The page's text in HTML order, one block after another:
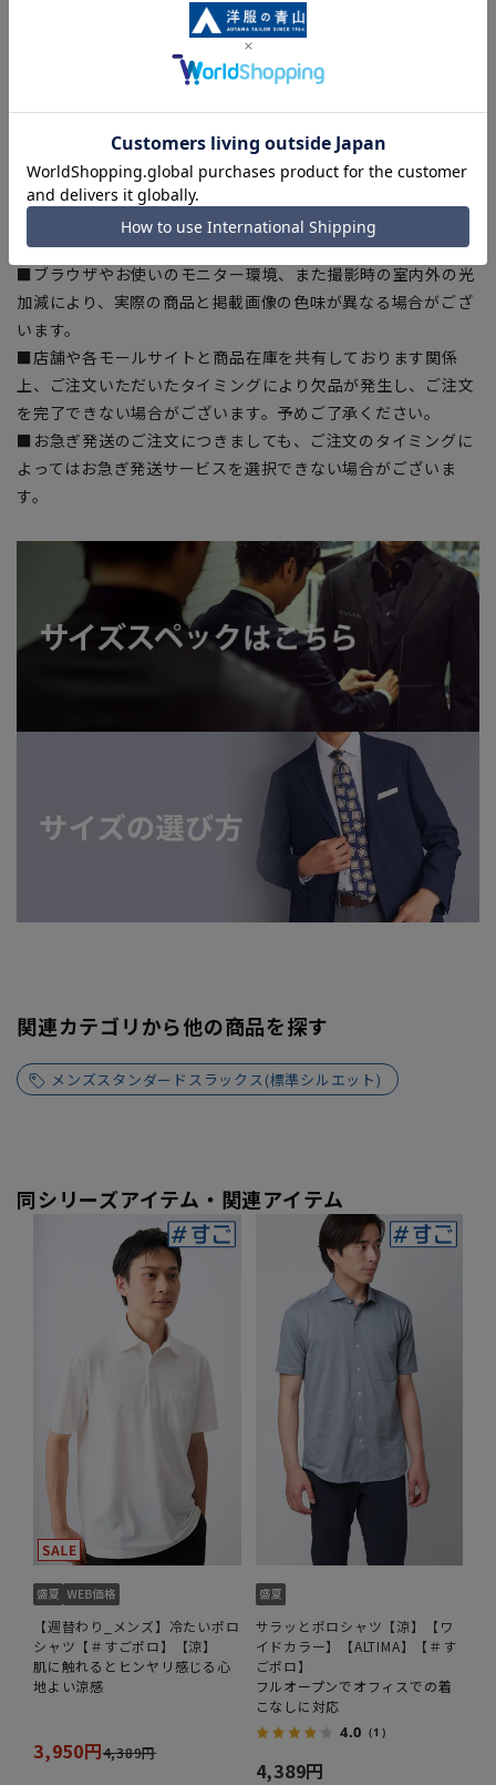
■商品画像はサンプルのため、色味やサイズ等の仕様に変更が
ある場合がございますので、予めご了承ください。
■ゆとり感には個人差があります。サイズ表を確認の上、ご購
入の目安としてご利用ください。
■生地や仕様・デザインにより、着用感や実際のサイズ表に若
干の誤差が生じる場合がございます。予めご了承ください。
■サイズスペックは仕上がりサイズを記載しております。一
部、商品現物におすすめサイズ(ヌードサイズ)を記載している
商品もございます。
■ブラウザやお使いのモニター環境、また撮影時の室内外の光
加減により、実際の商品と掲載画像の色味が異なる場合がござ
います。
■店舗や各モールサイトと商品在庫を共有しております関係
上、ご注文いただいたタイミングにより欠品が発生し、ご注文
を完了できない場合がございます。予めご了承ください。
■お急ぎ発送のご注文につきましても、ご注文のタイミングに
よってはお急ぎ発送サービスを選択できない場合がございま
す。
関連カテゴリから他の商品を探す
メンズスタンダードスラックス(標準シルエット)
同シリーズアイテム・関連アイテム
【週替わり_メンズ】冷たいポロ
シャツ【＃すごポロ】【涼】
肌に触れるとヒンヤリ感じる心
地よい涼感
3,950円4,389円
サラッとポロシャツ【涼】【ワ
イドカラー】【ALTIMA】【＃す
ごポロ】
フルオープンでオフィスでの着
こなしに対応
4.0 （1）
4,389円